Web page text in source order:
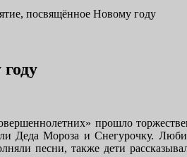
посвящённое Новому году
прошло
Деда Мороза и Снегурочку.
песни, также дети